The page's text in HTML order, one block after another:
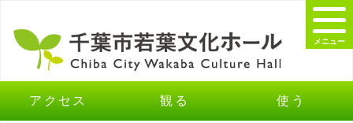
アクセス 観る 使う
メニュー